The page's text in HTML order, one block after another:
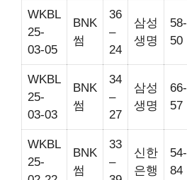
WKBL
25-
03-05
BNK
썸
36
–
24
삼성
생명
58-
50
WKBL
25-
03-03
BNK
썸
34
–
27
삼성
생명
66-
57
WKBL
25-
BNK
썸
33
–
신한
은행
54-
84